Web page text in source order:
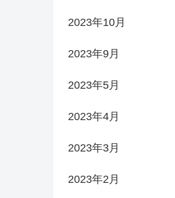
2023年10月
2023年9月
2023年5月
2023年4月
2023年3月
2023年2月